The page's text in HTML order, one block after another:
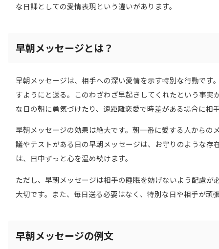
な日課としての愛情表現という違いがあります。
早朝メッセージとは？
早朝メッセージは、相手への深い愛情を示す特別な行動で
すようにと送る。このわざわざ早起きしてくれたという事
な日の朝に勇気づけたり、遠距離恋愛で時差がある場合に相
早朝メッセージの効果は絶大です。朝一番に愛する人から
議やテストがある日の早朝メッセージは、お守りのような
は、日中ずっと心を温め続けます。
ただし、早朝メッセージは相手の睡眠を妨げないよう配慮
大切です。また、毎日送る必要はなく、特別な日や相手が頑
早朝メッセージの例文